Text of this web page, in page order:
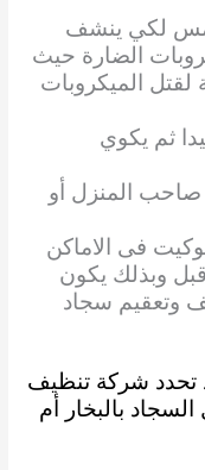
لكي ينشف
الضارة حيث
الميكروبات
ثم يكوي
صاحب المنزل أو
فى الاماكن
وبذلك يكون
وتعقيم سجاد
تحدد شركة تنظيف
بالبخار أم